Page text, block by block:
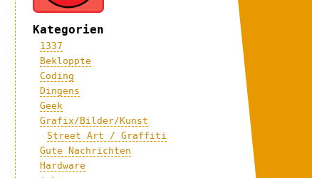
Kategorien
1337
Bekloppte
Coding
Dingens
Geek
Grafix/Bilder/Kunst
Street Art / Graffiti
Gute Nachrichten
Hardware